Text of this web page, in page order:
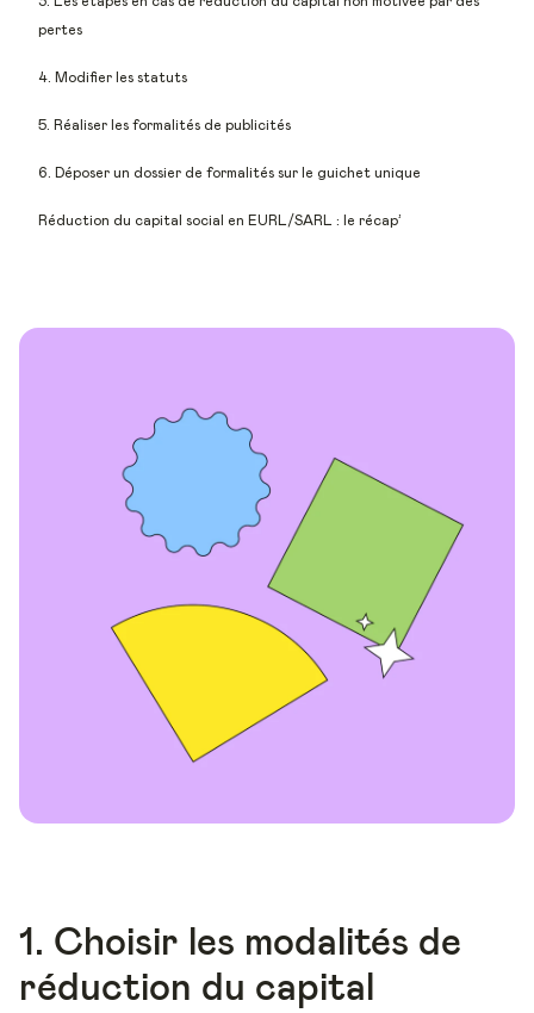
pertes
4. Modifier les statuts
5. Réaliser les formalités de publicités
6. Déposer un dossier de formalités sur le guichet unique
Réduction du capital social en EURL/SARL : le récap’
1. Choisir les modalités de
réduction du capital